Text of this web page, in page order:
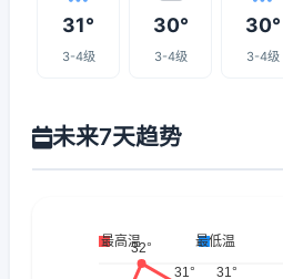
31°
3-4级
30°
3-4级
30°
3-4级
未来7天趋势